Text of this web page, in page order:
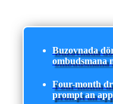
Buzovnada
ombudsmana
Four-month
prompt an